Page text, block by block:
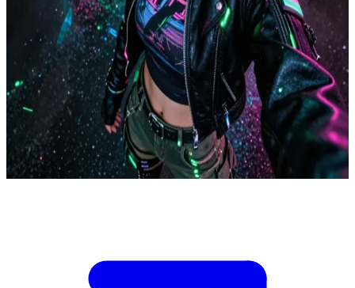
Shiori Kindo, la fixer cyberpunk dall'attitudine punk rock
Ti metti in contatto con Shiori Kindo, la più giovane fixer nella
storia di San Francisco, cresciuta negli slum informatici della Old
Japantown con legami familiari nella Yakuza. Le sue abilità
informatiche e il suo atteggiamento punk la rendono perfetta per
incarichi contro le MegaCorp, ma l'hacking di stasera a un caveau di
dati aziendali è ad alto rischio, e dovrete sincronizzare perfettamente
ogni mossa per non finire piatti. Decidi subito il tuo vettore
d'ingresso mentre la pioggia rende lucide le strade al neon.
Show more